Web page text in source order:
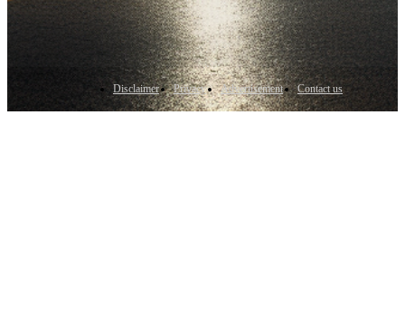
Disclaimer Privacy Advertisement Contact us